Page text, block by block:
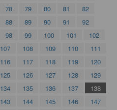
78 79 80 81
82
88 89 90 91
92
98 99 100 101
102
107 108 109 110
111
116 117 118 119
120
125 126 127 128
129
134 135 136 137
138
143 144 145 146 147